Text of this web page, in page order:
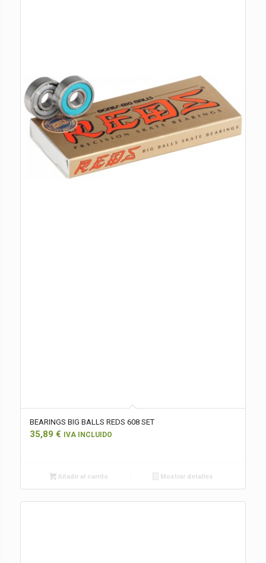
BEARINGS BIG BALLS REDS 608 SET
35,89 € IVA INCLUIDO
Añadir al carrito Mostrar detalles